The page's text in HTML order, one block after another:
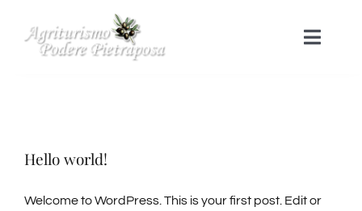
Toggle
APPARTAMENTI E CAMERE
AZIENDA
Hello world!
Welcome to WordPress. This is your first post. Edit or